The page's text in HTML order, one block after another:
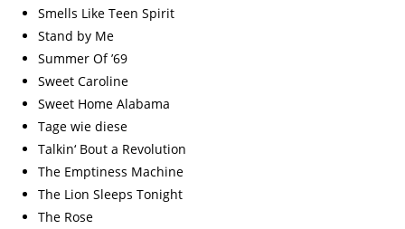
Smells Like Teen Spirit
Stand by Me
Summer Of ’69
Sweet Caroline
Sweet Home Alabama
Tage wie diese
Talkin‘ Bout a Revolution
The Emptiness Machine
The Lion Sleeps Tonight
The Rose